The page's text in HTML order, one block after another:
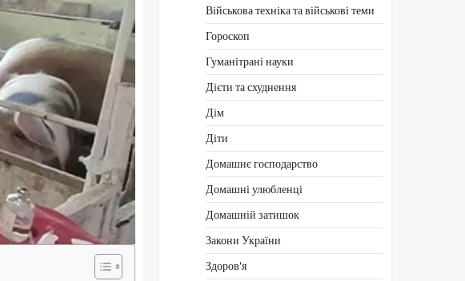
Військова техніка та військові теми
Гороскоп
Гуманітрані науки
Дієти та схуднення
Дім
Діти
Домашнє господарство
Домашні улюбленці
Домашній затишок
Закони України
Здоров'я